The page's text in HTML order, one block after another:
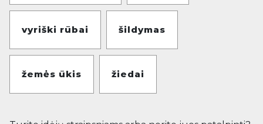
vyriški rūbai šildymas
žemės ūkis žiedai